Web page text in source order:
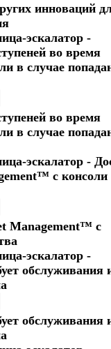
инноваций
во время
в случае
Management™ с
обслуживания